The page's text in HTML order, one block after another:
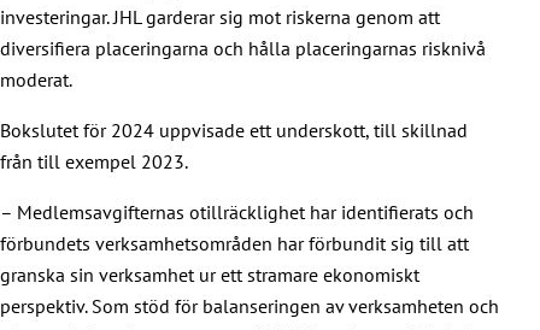
investeringar. JHL garderar sig mot riskerna genom att
diversifiera placeringarna och hålla placeringarnas risknivå
moderat.
Bokslutet för 2024 uppvisade ett underskott, till skillnad
från till exempel 2023.
– Medlemsavgifternas otillräcklighet har identifierats och
förbundets verksamhetsområden har förbundit sig till att
granska sin verksamhet ur ett stramare ekonomiskt
perspektiv. Som stöd för balanseringen av verksamheten och